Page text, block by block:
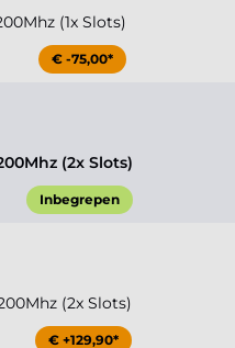
(1x Slots)
€ -75,00*
(2x Slots)
Inbegrepen
(2x Slots)
€ +129,90*